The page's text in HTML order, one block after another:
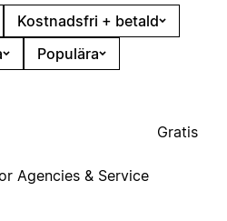
Kostnadsfri + betald
Populära
Agencies & Service
Gratis